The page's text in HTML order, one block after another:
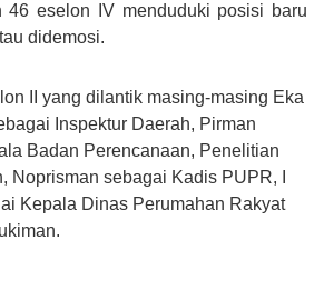
46 eselon IV menduduki posisi baru
didemosi.
II yang dilantik masing-masing Eka
Inspektur Daerah, Pirman
Badan Perencanaan, Penelitian
Noprisman sebagai Kadis PUPR, I
Kepala Dinas Perumahan Rakyat